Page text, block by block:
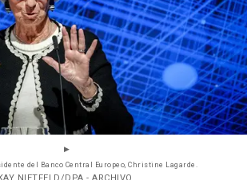
del Banco Central Europeo, Christine Lagarde.